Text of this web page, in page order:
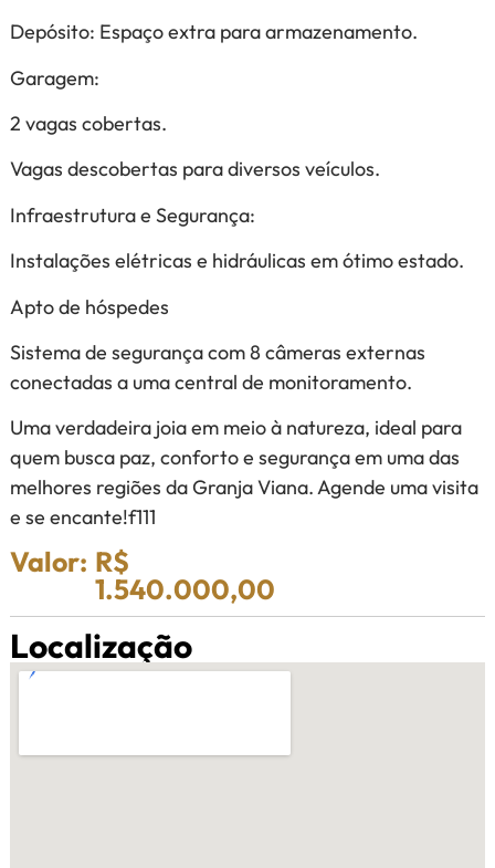
Depósito: Espaço extra para armazenamento.
Garagem:
2 vagas cobertas.
Vagas descobertas para diversos veículos.
Infraestrutura e Segurança:
Instalações elétricas e hidráulicas em ótimo estado.
Apto de hóspedes
Sistema de segurança com 8 câmeras externas
conectadas a uma central de monitoramento.
Uma verdadeira joia em meio à natureza, ideal para
quem busca paz, conforto e segurança em uma das
melhores regiões da Granja Viana. Agende uma visita
e se encante!f111
Valor: R$
1.540.000,00
Localização